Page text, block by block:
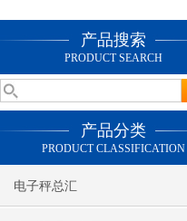
产品搜索
PRODUCT SEARCH
产品分类
PRODUCT CLASSIFICATION
电子秤总汇